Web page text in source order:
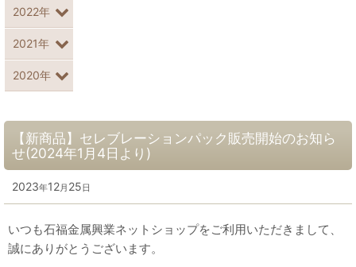
【新商品】セレブレーションパック販売開始のお知ら
せ(2024年1月4日より)
2023年12月 25日
いつも石福金属興業ネットショップをご利用いただきまして、
誠にありがとうございます。
2022年
2021年
2020年